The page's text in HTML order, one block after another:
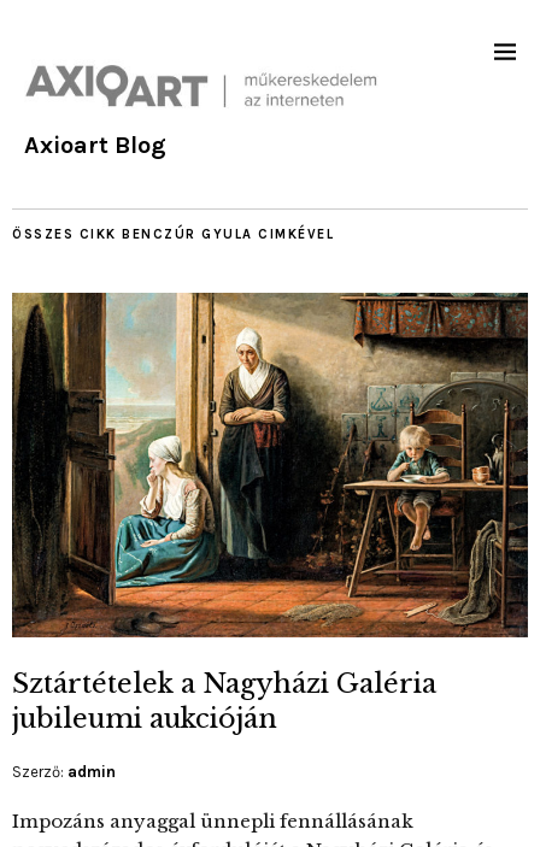
Axioart Blog
ÖSSZES CIKK BENCZÚR GYULA CIMKÉVEL
Sztártételek a Nagyházi Galéria
jubileumi aukcióján
Szerző: admin
Impozáns anyaggal ünnepli fennállásának